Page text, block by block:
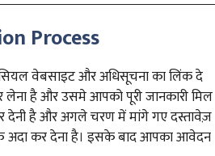
Process
वेबसाइट और अधिसूचना का लिंक दे
है और उसमे आपको पूरी जानकारी मिल
देनी है और अगले चरण में मांगे गए दस्तावेज़
कर देना है। इसके बाद आपका आवेदन